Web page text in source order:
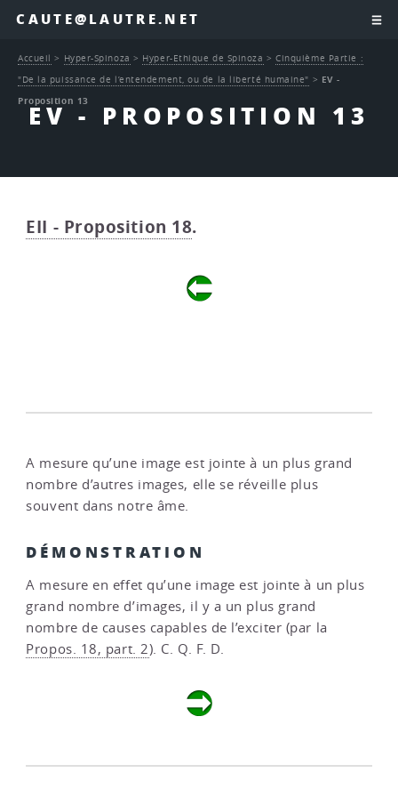
CAUTE@LAUTRE.NET
EV - PROPOSITION 13
Accueil > Hyper-Spinoza > Hyper-Ethique de Spinoza >Cinquième Partie :
"De la puissance de l’entendement, ou de la liberté humaine" > EV -
Proposition 13
EII - Proposition 18.
A mesure qu’une image est jointe à un plus grand
nombre d’autres images, elle se réveille plus
souvent dans notre âme.
DÉMONSTRATION
A mesure en effet qu’une image est jointe à un plus
grand nombre d’images, il y a un plus grand
nombre de causes capables de l’exciter (par la
Propos. 18, part. 2). C. Q. F. D.